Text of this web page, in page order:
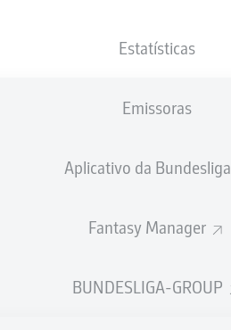
Estatísticas
Emissoras
Aplicativo da Bundesliga
Fantasy Manager
BUNDESLIGA-GROUP
XGOLS